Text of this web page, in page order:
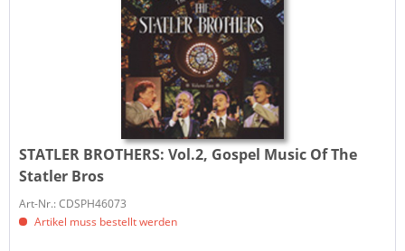
STATLER BROTHERS:Vol.2, Gospel Music Of The
Statler Bros
Art-Nr.: CDSPH46073
Artikel muss bestellt werden